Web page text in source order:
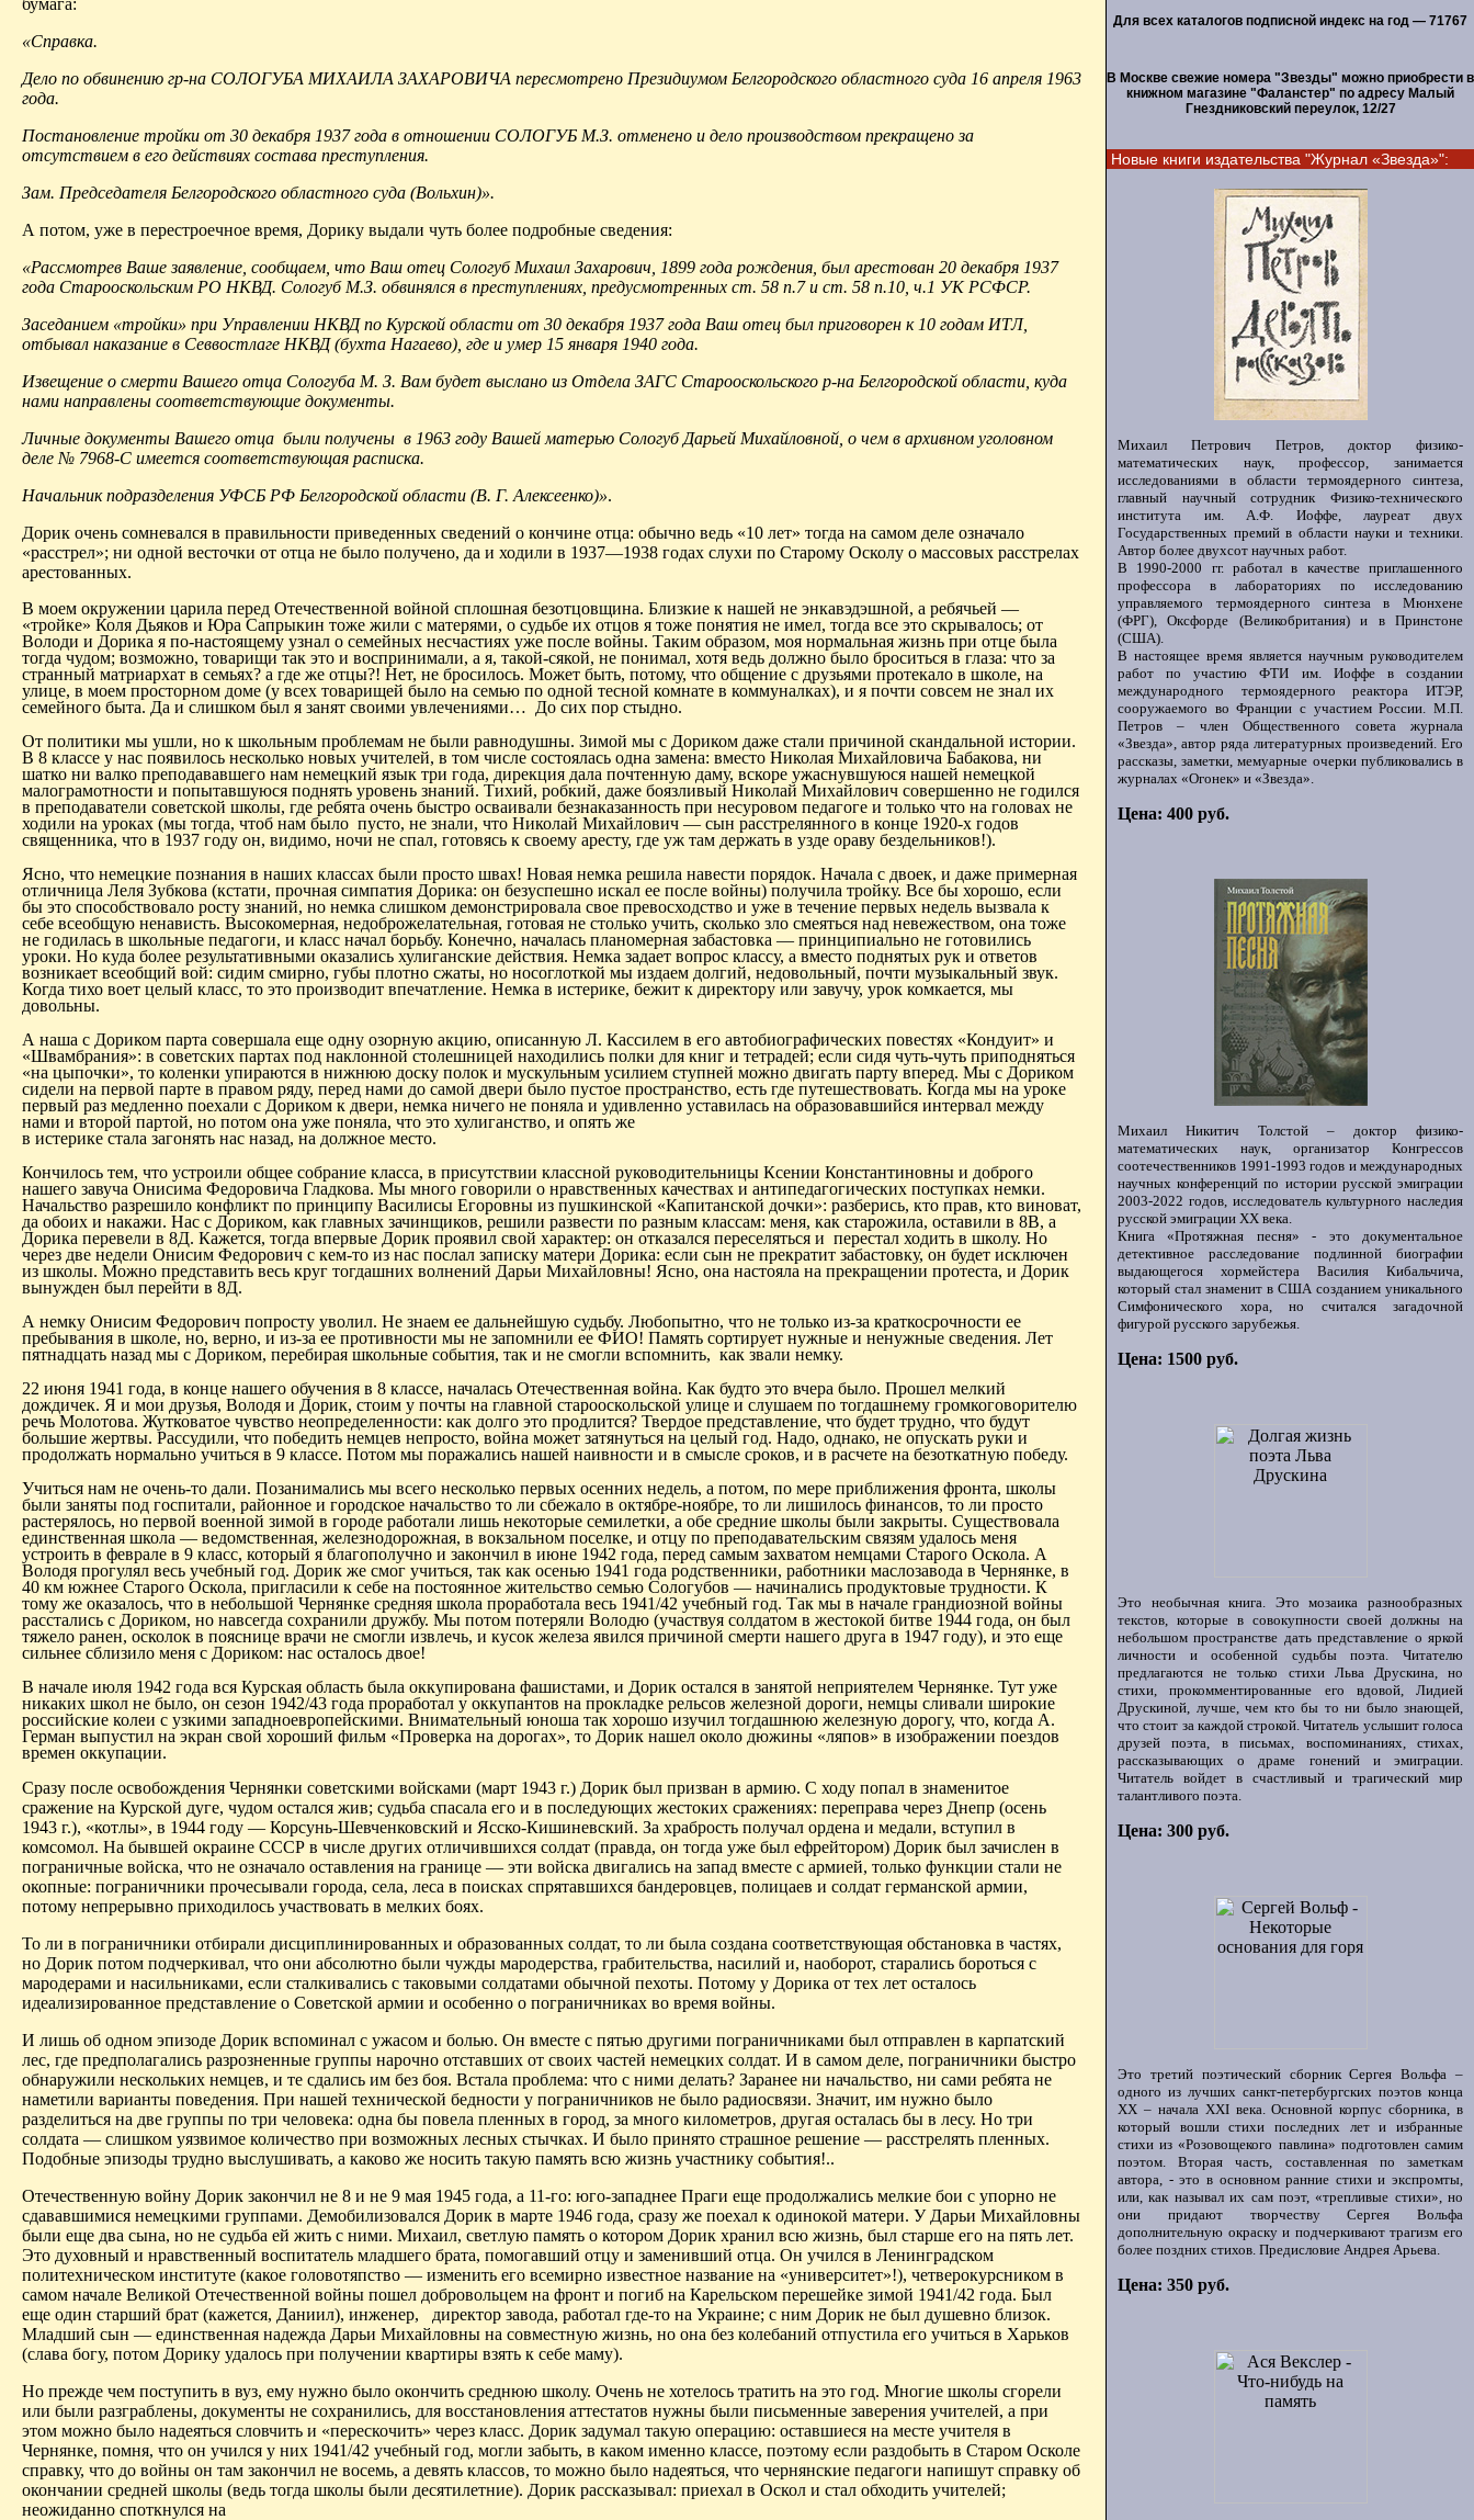
«Справка.
Дело по обвинению гр-на СОЛОГУБА МИХАИЛА ЗАХАРОВИЧА пересмотрено Президиумом Белгородского областного суда 16 апреля 1963
года.
Постановление тройки от 30 декабря 1937 года в отношении СОЛОГУБ М.З. отменено и дело производством прекращено за
отсутствием в его действиях состава преступления.
Зам. Председателя Белгородского областного суда (Вольхин)».
А потом, уже в перестроечное время, Дорику выдали чуть более подробные сведения:
«Рассмотрев Ваше заявление, сообщаем, что Ваш отец Сологуб Михаил Захарович, 1899 года рождения, был арестован 20 декабря 1937
года Старооскольским РО НКВД. Сологуб М.З. обвинялся в преступлениях, предусмотренных ст. 58 п.7 и ст. 58 п.10, ч.1 УК РСФСР.
Заседанием «тройки» при Управлении НКВД по Курской области от 30 декабря 1937 года Ваш отец был приговорен к 10 годам ИТЛ,
отбывал наказание в Севвостлаге НКВД (бухта Нагаево), где и умер 15 января 1940 года.
Извещение о смерти Вашего отца Сологуба М. З. Вам будет выслано из Отдела ЗАГС Старооскольского р-на Белгородской области, куда
нами направлены соответствующие документы.
Личные документы Вашего отца были получены в 1963 году Вашей матерью Сологуб Дарьей Михайловной, о чем в архивном уголовном
деле № 7968-С имеется соответствующая расписка.
Начальник подразделения УФСБ РФ Белгородской области (В. Г. Алексеенко)».
Дорик очень сомневался в правильности приведенных сведений о кончине отца: обычно ведь «10 лет» тогда на самом деле означало
«расстрел»; ни одной весточки от отца не было получено, да и ходили в 1937—1938 годах слухи по Старому Осколу о массовых расстрелах
арестованных.
В моем окружении царила перед Отечественной войной сплошная безотцовщина. Близкие к нашей не энкавэдэшной, а ребячьей —
«тройке» Коля Дьяков и Юра Сапрыкин тоже жили с матерями, о судьбе их отцов я тоже понятия не имел, тогда все это скрывалось; от
Володи и Дорика я по-настоящему узнал о семейных несчастиях уже после войны. Таким образом, моя нормальная жизнь при отце была
тогда чудом; возможно, товарищи так это и воспринимали, а я, такой-сякой, не понимал, хотя ведь должно было броситься в глаза: что за
странный матриархат в семьях? а где же отцы?! Нет, не бросилось. Может быть, потому, что общение с друзьями протекало в школе, на
улице, в моем просторном доме (у всех товарищей было на семью по одной тесной комнате в коммуналках), и я почти совсем не знал их
семейного быта. Да и слишком был я занят своими увлечениями… До сих пор стыдно.
От политики мы ушли, но к школьным проблемам не были равнодушны. Зимой мы с Дориком даже стали причиной скандальной истории.
В 8 классе у нас появилось несколько новых учителей, в том числе состоялась одна замена: вместо Николая Михайловича Бабакова, ни
шатко ни валко преподававшего нам немецкий язык три года, дирекция дала почтенную даму, вскоре ужаснувшуюся нашей немецкой
малограмотности и попытавшуюся поднять уровень знаний. Тихий, робкий, даже боязливый Николай Михайлович совершенно не годился
в преподаватели советской школы, где ребята очень быстро осваивали безнаказанность при несуровом педагоге и только что на головах не
ходили на уроках (мы тогда, чтоб нам было пусто, не знали, что Николай Михайлович — сын расстрелянного в конце 1920-х годов
священника, что в 1937 году он, видимо, ночи не спал, готовясь к своему аресту, где уж там держать в узде ораву бездельников!).
Ясно, что немецкие познания в наших классах были просто швах! Новая немка решила навести порядок. Начала с двоек, и даже примерная
отличница Леля Зубкова (кстати, прочная симпатия Дорика: он безуспешно искал ее после войны) получила тройку. Все бы хорошо, если
бы это способствовало росту знаний, но немка слишком демонстрировала свое превосходство и уже в течение первых недель вызвала к
себе всеобщую ненависть. Высокомерная, недоброжелательная, готовая не столько учить, сколько зло смеяться над невежеством, она тоже
не годилась в школьные педагоги, и класс начал борьбу. Конечно, началась планомерная забастовка — принципиально не готовились
уроки. Но куда более результативными оказались хулиганские действия. Немка задает вопрос классу, а вместо поднятых рук и ответов
возникает всеобщий вой: сидим смирно, губы плотно сжаты, но носоглоткой мы издаем долгий, недовольный, почти музыкальный звук.
Когда тихо воет целый класс, то это производит впечатление. Немка в истерике, бежит к директору или завучу, урок комкается, мы
довольны.
А наша с Дориком парта совершала еще одну озорную акцию, описанную Л. Кассилем в его автобиографических повестях «Кондуит» и
«Швамбрания»: в советских партах под наклонной столешницей находились полки для книг и тетрадей; если сидя чуть-чуть приподняться
«на цыпочки», то коленки упираются в нижнюю доску полок и мускульным усилием ступней можно двигать парту вперед. Мы с Дориком
сидели на первой парте в правом ряду, перед нами до самой двери было пустое пространство, есть где путешествовать. Когда мы на уроке
первый раз медленно поехали с Дориком к двери, немка ничего не поняла и удивленно уставилась на образовавшийся интервал между
нами и второй партой, но потом она уже поняла, что это хулиганство, и опять же
в истерике стала загонять нас назад, на должное место.
Кончилось тем, что устроили общее собрание класса, в присутствии классной руководительницы Ксении Константиновны и доброго
нашего завуча Онисима Федоровича Гладкова. Мы много говорили о нравственных качествах и антипедагогических поступках немки.
Начальство разрешило конфликт по принципу Василисы Егоровны из пушкинской «Капитанской дочки»: разберись, кто прав, кто виноват,
да обоих и накажи. Нас с Дориком, как главных зачинщиков, решили развести по разным классам: меня, как старожила, оставили в 8В, а
Дорика перевели в 8Д. Кажется, тогда впервые Дорик проявил свой характер: он отказался переселяться и перестал ходить в школу. Но
через две недели Онисим Федорович с кем-то из нас послал записку матери Дорика: если сын не прекратит забастовку, он будет исключен
из школы. Можно представить весь круг тогдашних волнений Дарьи Михайловны! Ясно, она настояла на прекращении протеста, и Дорик
вынужден был перейти в 8Д.
А немку Онисим Федорович попросту уволил. Не знаем ее дальнейшую судьбу. Любопытно, что не только из-за краткосрочности ее
пребывания в школе, но, верно, и из-за ее противности мы не запомнили ее ФИО! Память сортирует нужные и ненужные сведения. Лет
пятнадцать назад мы с Дориком, перебирая школьные события, так и не смогли вспомнить, как звали немку.
22 июня 1941 года, в конце нашего обучения в 8 классе, началась Отечественная война. Как будто это вчера было. Прошел мелкий
дождичек. Я и мои друзья, Володя и Дорик, стоим у почты на главной старооскольской улице и слушаем по тогдашнему громкоговорителю
речь Молотова. Жутковатое чувство неопределенности: как долго это продлится? Твердое представление, что будет трудно, что будут
большие жертвы. Рассудили, что победить немцев непросто, война может затянуться на целый год. Надо, однако, не опускать руки и
продолжать нормально учиться в 9 классе. Потом мы поражались нашей наивности и в смысле сроков, и в расчете на безоткатную победу.
Учиться нам не очень-то дали. Позанимались мы всего несколько первых осенних недель, а потом, по мере приближения фронта, школы
были заняты под госпитали, районное и городское начальство то ли сбежало в октябре-ноябре, то ли лишилось финансов, то ли просто
растерялось, но первой военной зимой в городе работали лишь некоторые семилетки, а обе средние школы были закрыты. Существовала
единственная школа — ведомственная, железнодорожная, в вокзальном поселке, и отцу по преподавательским связям удалось меня
устроить в феврале в 9 класс, который я благополучно и закончил в июне 1942 года, перед самым захватом немцами Старого Оскола. А
Володя прогулял весь учебный год. Дорик же смог учиться, так как осенью 1941 года родственники, работники маслозавода в Чернянке, в
40 км южнее Старого Оскола, пригласили к себе на постоянное жительство семью Сологубов — начинались продуктовые трудности. К
тому же оказалось, что в небольшой Чернянке средняя школа проработала весь 1941/42 учебный год. Так мы в начале грандиозной войны
расстались с Дориком, но навсегда сохранили дружбу. Мы потом потеряли Володю (участвуя солдатом в жестокой битве 1944 года, он был
тяжело ранен, осколок в пояснице врачи не смогли извлечь, и кусок железа явился причиной смерти нашего друга в 1947 году), и это еще
сильнее сблизило меня с Дориком: нас осталось двое!
В начале июля 1942 года вся Курская область была оккупирована фашистами, и Дорик остался в занятой неприятелем Чернянке. Тут уже
никаких школ не было, он сезон 1942/43 года проработал у оккупантов на прокладке рельсов железной дороги, немцы сливали широкие
российские колеи с узкими западноевропейскими. Внимательный юноша так хорошо изучил тогдашнюю железную дорогу, что, когда А.
Герман выпустил на экран свой хороший фильм «Проверка на дорогах», то Дорик нашел около дюжины «ляпов» в изображении поездов
времен оккупации.
Сразу после освобождения Чернянки советскими войсками (март 1943 г.) Дорик был призван в армию. С ходу попал в знаменитое
сражение на Курской дуге, чудом остался жив; судьба спасала его и в последующих жестоких сражениях: переправа через Днепр (осень
1943 г.), «котлы», в 1944 году — Корсунь-Шевченковский и Ясско-Кишиневский. За храбрость получал ордена и медали, вступил в
комсомол. На бывшей окраине СССР в числе других отличившихся солдат (правда, он тогда уже был ефрейтором) Дорик был зачислен в
пограничные войска, что не означало оставления на границе — эти войска двигались на запад вместе с армией, только функции стали не
окопные: пограничники прочесывали города, села, леса в поисках спрятавшихся бандеровцев, полицаев и солдат германской армии,
потому непрерывно приходилось участвовать в мелких боях.
То ли в пограничники отбирали дисциплинированных и образованных солдат, то ли была создана соответствующая обстановка в частях,
но Дорик потом подчеркивал, что они абсолютно были чужды мародерства, грабительства, насилий и, наоборот, старались бороться с
мародерами и насильниками, если сталкивались с таковыми солдатами обычной пехоты. Потому у Дорика от тех лет осталось
идеализированное представление о Советской армии и особенно о пограничниках во время войны.
И лишь об одном эпизоде Дорик вспоминал с ужасом и болью. Он вместе с пятью другими пограничниками был отправлен в карпатский
лес, где предполагались разрозненные группы нарочно отставших от своих частей немецких солдат. И в самом деле, пограничники быстро
обнаружили нескольких немцев, и те сдались им без боя. Встала проблема: что с ними делать? Заранее ни начальство, ни сами ребята не
наметили варианты поведения. При нашей технической бедности у пограничников не было радиосвязи. Значит, им нужно было
разделиться на две группы по три человека: одна бы повела пленных в город, за много километров, другая осталась бы в лесу. Но три
солдата — слишком уязвимое количество при возможных лесных стычках. И было принято страшное решение — расстрелять пленных.
Подобные эпизоды трудно вы­слушивать, а каково же носить такую память всю жизнь участнику события!..
Отечественную войну Дорик закончил не 8 и не 9 мая 1945 года, а 11-го: юго-западнее Праги еще продолжались мелкие бои с упорно не
сдававшимися немецкими группами. Демобилизовался Дорик в марте 1946 года, сразу же поехал к одинокой матери. У Дарьи Михайловны
были еще два сына, но не судьба ей жить с ними. Михаил, светлую память о котором Дорик хранил всю жизнь, был старше его на пять лет.
Это духовный и нравственный воспитатель младшего брата, помогавший отцу и заменивший отца. Он учился в Ленин­градском
политехническом институте (какое головотяпство — изменить его всемирно известное название на «университет»!), четверокурсником в
самом начале Великой Отечественной войны пошел добровольцем на фронт и погиб на Карельском перешейке зимой 1941/42 года. Был
еще один старший брат (кажется, Даниил), инженер,
директор завода, работал где-то на Украине; с ним Дорик не был душевно близок.
Младший сын — единственная надежда Дарьи Михайловны на совместную жизнь, но она без колебаний отпустила его учиться в Харьков
(слава богу, потом Дорику удалось при получении квартиры взять к себе маму).
Но прежде чем поступить в вуз, ему нужно было окончить среднюю школу. Очень не хотелось тратить на это год. Многие школы сгорели
или были разграблены, документы не сохранились, для восстановления аттестатов нужны были письменные заверения учителей, а при
этом можно было надеяться словчить и «перескочить» через класс. Дорик задумал такую операцию: оставшиеся на месте учителя в
Чернянке, помня, что он учился у них 1941/42 учебный год, могли забыть, в каком именно классе, поэтому если раздобыть в Старом Осколе
справку, что до войны он там закончил не восемь, а девять классов, то можно было надеяться, что чернянские педагоги напишут справку об
окончании средней школы (ведь тогда школы были десятилетние). Дорик рассказывал: приехал в Оскол и стал обходить учителей;
неожиданно споткнулся на
Для всех каталогов подписной индекс на год — 71767
В Москве свежие номера "Звезды" можно приобрести в
книжном магазине "Фаланстер" по адресу Малый
Гнездниковский переулок, 12/27
Новые книги издательства "Журнал «Звезда»":
Михаил Петрович Петров, доктор физико-
математических наук, профессор, занимается
исследованиями в области термоядерного синтеза,
главный научный сотрудник Физико-технического
института им. А.Ф. Иоффе, лауреат двух
Государственных премий в области науки и техники.
Автор более двухсот научных работ.
В 1990-2000 гг. работал в качестве приглашенного
профессора в лабораториях по исследованию
управляемого термоядерного синтеза в Мюнхене
(ФРГ), Оксфорде (Великобритания) и в Принстоне
(США).
В настоящее время является научным руководителем
работ по участию ФТИ им. Иоффе в создании
международного термоядерного реактора ИТЭР,
сооружаемого во Франции с участием России. М.П.
Петров – член Общественного совета журнала
«Звезда», автор ряда литературных произведений. Его
рассказы, заметки, мемуарные очерки публиковались в
журналах «Огонек» и «Звезда».
Цена: 400 руб.
Михаил Никитич Толстой – доктор физико-
математических наук, организатор Конгрессов
соотечественников 1991-1993 годов и международных
научных конференций по истории русской эмиграции
2003-2022 годов, исследователь культурного наследия
русской эмиграции ХХ века.
Книга «Протяжная песня» - это документальное
детективное расследование подлинной биографии
выдающегося хормейстера Василия Кибальчича,
который стал знаменит в США созданием уникального
Симфонического хора, но считался загадочной
фигурой русского зарубежья.
Цена: 1500 руб.
Это необычная книга. Это мозаика разнообразных
текстов, которые в совокупности своей должны на
небольшом пространстве дать представление о яркой
личности и особенной судьбы поэта. Читателю
предлагаются не только стихи Льва Друскина, но
стихи, прокомментированные его вдовой, Лидией
Друскиной, лучше, чем кто бы то ни было знающей,
что стоит за каждой строкой. Читатель услышит голоса
друзей поэта, в письмах, воспоминаниях, стихах,
рассказывающих о драме гонений и эмиграции.
Читатель войдет в счастливый и трагический мир
талантливого поэта.
Цена: 300 руб.
Это третий поэтический сборник Сергея Вольфа –
одного из лучших санкт-петербургских поэтов конца
ХХ – начала XXI века. Основной корпус сборника, в
который вошли стихи последних лет и избранные
стихи из «Розовощекого павлина» подготовлен самим
поэтом. Вторая часть, составленная по заметкам
автора, - это в основном ранние стихи и экспромты,
или, как называл их сам поэт, «трепливые стихи», но
они придают творчеству Сергея Вольфа
дополнительную окраску и подчеркивают трагизм его
более поздних стихов. Предисловие Андрея Арьева.
Цена: 350 руб.